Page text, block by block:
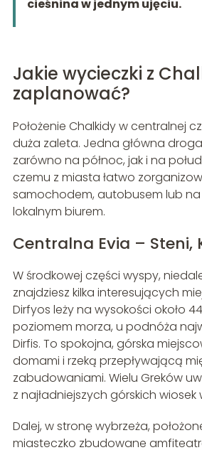
cieśnina w jednym ujęciu.
Jakie wycieczki z
zaplanować?
Położenie Chalkidy w centralnej
duża zaleta. Jedna główna
zarówno na północ, jak i na
czemu z miasta łatwo
samochodem, autobusem lub na
lokalnym biurem.
Centralna Evia – Steni,
W środkowej części wyspy,
znajdziesz kilka interesujących
Dirfyos leży na wysokości około
poziomem morza, u podnóża
Dirfis. To spokojna, górska
domami i rzeką przepływającą
zabudowaniami. Wielu Greków
z najładniejszych górskich wiosek
Dalej, w stronę wybrzeża,
miasteczko zbudowane